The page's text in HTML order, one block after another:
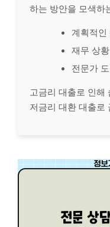
하는 방안을 모색하
계획적인
재무 상
전문가
고금리 대출로 인해
저금리 대환 대출로